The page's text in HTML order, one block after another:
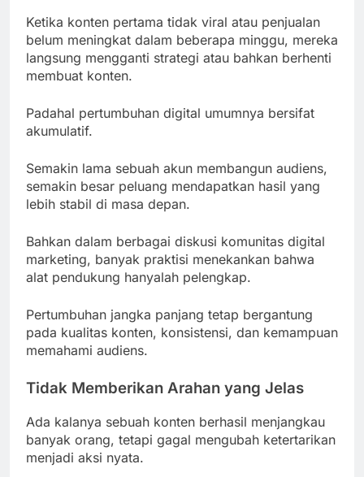
Ketika konten pertama tidak viral atau penjualan
belum meningkat dalam beberapa minggu, mereka
langsung mengganti strategi atau bahkan berhenti
membuat konten.
Padahal pertumbuhan digital umumnya bersifat
akumulatif.
Semakin lama sebuah akun membangun audiens,
semakin besar peluang mendapatkan hasil yang
lebih stabil di masa depan.
Bahkan dalam berbagai diskusi komunitas digital
marketing, banyak praktisi menekankan bahwa
alat pendukung hanyalah pelengkap.
Pertumbuhan jangka panjang tetap bergantung
pada kualitas konten, konsistensi, dan kemampuan
memahami audiens.
Tidak Memberikan Arahan yang Jelas
Ada kalanya sebuah konten berhasil menjangkau
banyak orang, tetapi gagal mengubah ketertarikan
menjadi aksi nyata.